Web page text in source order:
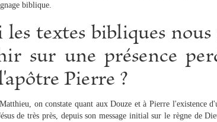
biblique.
les textes bibliques
sur une présence
Pierre ?
on constate quant aux Douze et à Pierre l'existence
de très près, depuis son message initial sur le règne de